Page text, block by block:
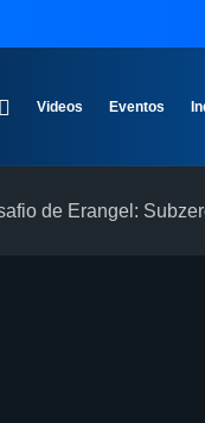
Videos Eventos
de Erangel: